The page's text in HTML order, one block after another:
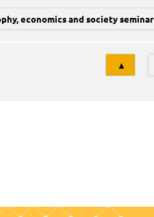
economics and society seminar
Tri
▲